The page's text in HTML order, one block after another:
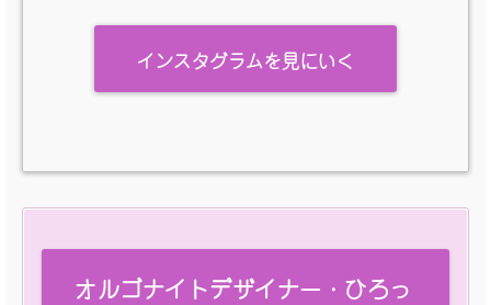
インスタグラムを見にいく
オルゴナイトデザイナー・ひろっ